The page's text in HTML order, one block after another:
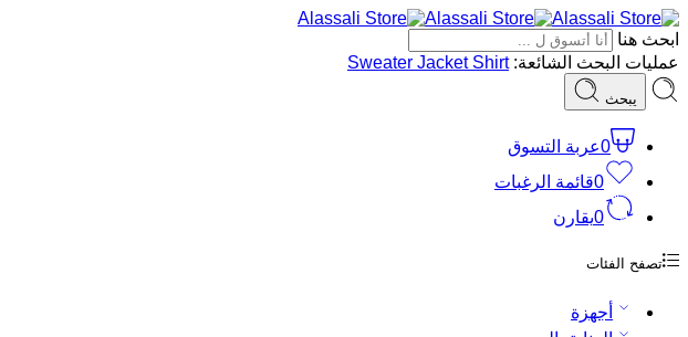
ابحث هنا
عمليات البحث الشائعة:
Sweater Jacket Shirt
يبحث
0عربة التسوق
0قائمة الرغبات
0يقارن
تصفح الفئات
أجهزة